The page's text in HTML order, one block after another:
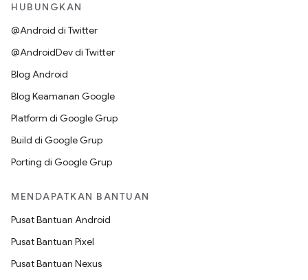
HUBUNGKAN
@Android di Twitter
@AndroidDev di Twitter
Blog Android
Blog Keamanan Google
Platform di Google Grup
Build di Google Grup
Porting di Google Grup
MENDAPATKAN BANTUAN
Pusat Bantuan Android
Pusat Bantuan Pixel
Pusat Bantuan Nexus